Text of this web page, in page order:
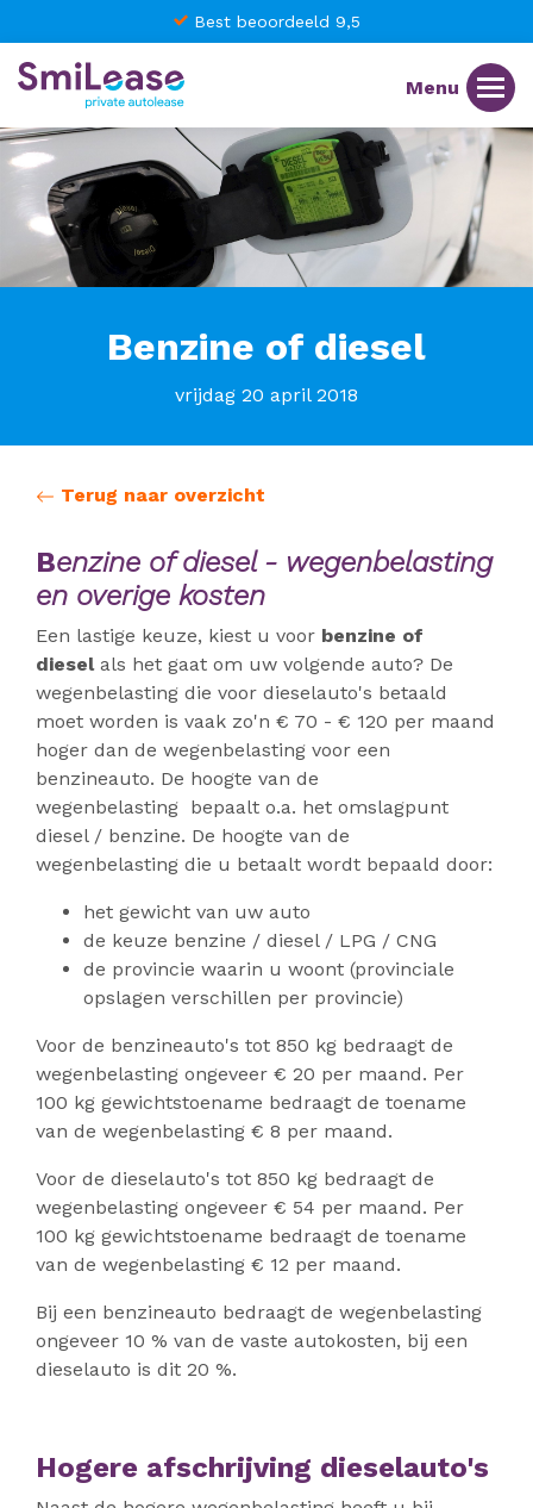
Best beoordeeld 9,5
Benzine of diesel
vrijdag 20 april 2018
Terug naar overzicht
Benzine of diesel - wegenbelasting
en overige kosten
Een lastige keuze, kiest u voor benzine of
dieselals het gaat om uw volgende auto? De
wegenbelasting die voor dieselauto's betaald
moet worden is vaak zo'n € 70 - € 120 per maand
hoger dan de wegenbelasting voor een
benzineauto. De hoogte van de
wegenbelasting bepaalt o.a. het omslagpunt
diesel / benzine. De hoogte van de
wegenbelasting die u betaalt wordt bepaald door:
het gewicht van uw auto
de keuze benzine / diesel / LPG / CNG
de provincie waarin u woont (provinciale
opslagen verschillen per provincie)
Voor de benzineauto's tot 850 kg bedraagt de
wegenbelasting ongeveer € 20 per maand. Per
100 kg gewichtstoename bedraagt de toename
van de wegenbelasting € 8 per maand.
Voor de dieselauto's tot 850 kg bedraagt de
wegenbelasting ongeveer € 54 per maand. Per
100 kg gewichtstoename bedraagt de toename
van de wegenbelasting € 12 per maand.
Bij een benzineauto bedraagt de wegenbelasting
ongeveer 10 % van de vaste autokosten, bij een
dieselauto is dit 20 %.
Hogere afschrijving dieselauto's